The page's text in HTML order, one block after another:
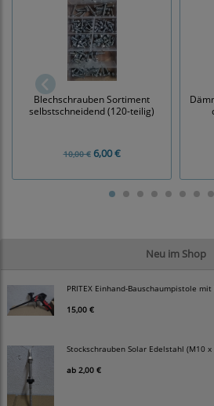
Neu im Shop
PRITEX Einhand-Bauschaumpistole
15,00 €
Stockschrauben Solar Edelstahl (M10 x
ab 2,00 €
Blechschrauben Sortiment
selbstschneidend (120-teilig)
10,00 €6,00 €